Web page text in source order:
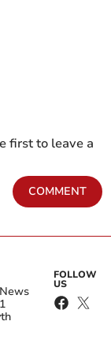
first to leave a
COMMENT
FOLLOW
US